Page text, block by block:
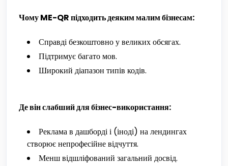
Чому ME-QR підходить деяким малим бізнесам:
Справді безкоштовно у великих обсягах.
Підтримує багато мов.
Широкий діапазон типів кодів.
Де він слабший для бізнес-використання:
Реклама в дашборді і (іноді) на лендингах
створює непрофесійне відчуття.
Менш відшліфований загальний досвід.